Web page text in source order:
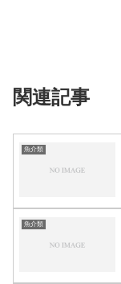
関連記事
魚介類
魚介類